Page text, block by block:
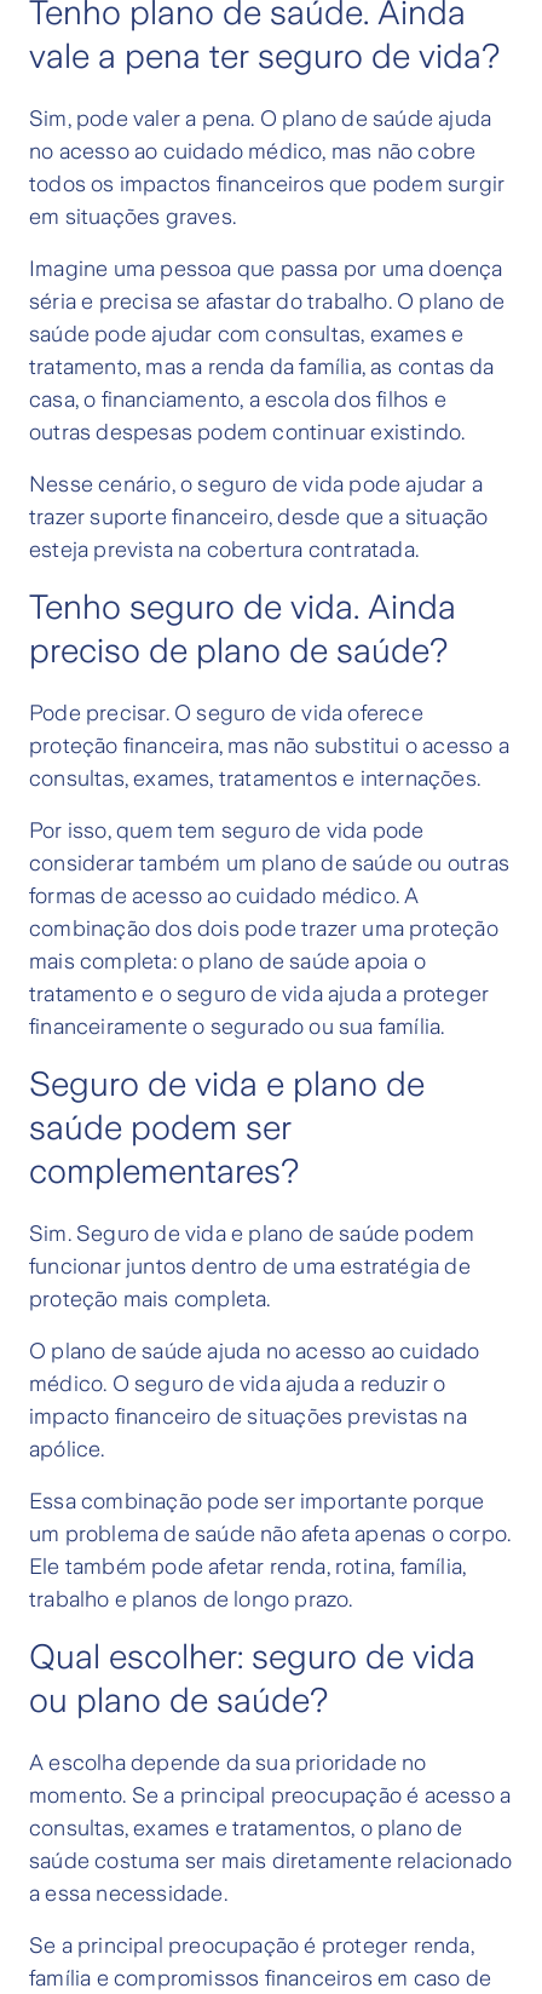
Tenho plano de saúde. Ainda
vale a pena ter seguro de vida?
Sim, pode valer a pena. O plano de saúde ajuda
no acesso ao cuidado médico, mas não cobre
todos os impactos financeiros que podem surgir
em situações graves.
Imagine uma pessoa que passa por uma doença
séria e precisa se afastar do trabalho. O plano de
saúde pode ajudar com consultas, exames e
tratamento, mas a renda da família, as contas da
casa, o financiamento, a escola dos filhos e
outras despesas podem continuar existindo.
Nesse cenário, o seguro de vida pode ajudar a
trazer suporte financeiro, desde que a situação
esteja prevista na cobertura contratada.
Tenho seguro de vida. Ainda
preciso de plano de saúde?
Pode precisar. O seguro de vida oferece
proteção financeira, mas não substitui o acesso a
consultas, exames, tratamentos e internações.
Por isso, quem tem seguro de vida pode
considerar também um plano de saúde ou outras
formas de acesso ao cuidado médico. A
combinação dos dois pode trazer uma proteção
mais completa: o plano de saúde apoia o
tratamento e o seguro de vida ajuda a proteger
financeiramente o segurado ou sua família.
Seguro de vida e plano de
saúde podem ser
complementares?
Sim. Seguro de vida e plano de saúde podem
funcionar juntos dentro de uma estratégia de
proteção mais completa.
O plano de saúde ajuda no acesso ao cuidado
médico. O seguro de vida ajuda a reduzir o
impacto financeiro de situações previstas na
apólice.
Essa combinação pode ser importante porque
um problema de saúde não afeta apenas o corpo.
Ele também pode afetar renda, rotina, família,
trabalho e planos de longo prazo.
Qual escolher: seguro de vida
ou plano de saúde?
A escolha depende da sua prioridade no
momento. Se a principal preocupação é acesso a
consultas, exames e tratamentos, o plano de
saúde costuma ser mais diretamente relacionado
a essa necessidade.
Se a principal preocupação é proteger renda,
família e compromissos financeiros em caso de